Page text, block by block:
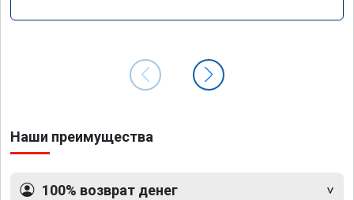
Наши преимущества
100% возврат денег